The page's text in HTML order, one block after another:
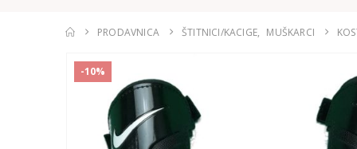
PRODAVNICA ŠTITNICI/KACIGE, MUŠKARCI
-10%